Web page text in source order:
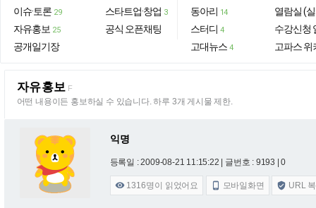
이슈·토론 29
자유홍보 25
공개일기장
스타트업·창업 3
공식 오픈채팅
동아리 14
스터디 4
고대뉴스 4
열람실 (
수강신청
고파스 위
자유홍보 F
어떤 내용이든 홍보하실 수 있습니다. 하루 3개 게시물 제한.
익명
등록일 : 2009-08-21 11:15:22 | 글번호 : 9193 | 0
 1316명이 읽었어요  모바일화면  URL